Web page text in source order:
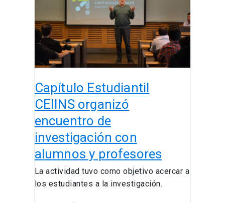
Capítulo Estudiantil
CEIINS organizó
encuentro de
investigación con
alumnos y profesores
La actividad tuvo como objetivo acercar a
los estudiantes a la investigación.
de
investigación
con
alumnos
profesores